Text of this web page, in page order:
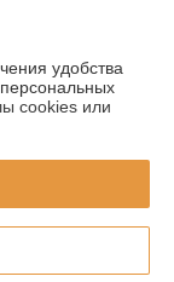
г. Гомель, ул.
удобства
cookies или